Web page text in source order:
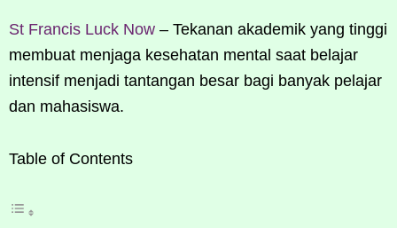
St Francis Luck Now – Tekanan akademik yang tinggi
membuat menjaga kesehatan mental saat belajar
intensif menjadi tantangan besar bagi banyak pelajar
dan mahasiswa.
Table of Contents